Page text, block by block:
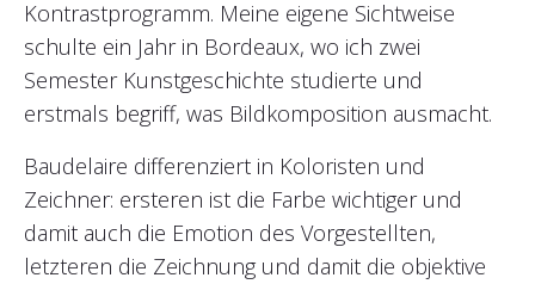
Kontrastprogramm. Meine eigene Sichtweise
schulte ein Jahr in Bordeaux, wo ich zwei
Semester Kunstgeschichte studierte und
erstmals begriff, was Bildkomposition ausmacht.
Baudelaire differenziert in Koloristen und
Zeichner: ersteren ist die Farbe wichtiger und
damit auch die Emotion des Vorgestellten,
letzteren die Zeichnung und damit die objektive